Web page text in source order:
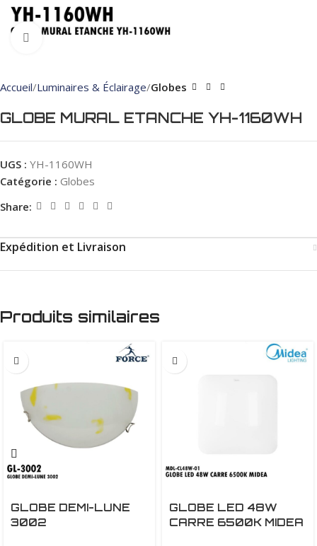
Click to enlarge
Accueil Luminaires & Éclairage Globes
GLOBE MURAL ETANCHE YH-1160WH
UGS : YH-1160WH
Catégorie : Globes
Share:
Expédition et Livraison
Produits similaires
GLOBE DEMI-LUNE
3002
GLOBE LED 48W
CARRE 6500K MIDEA